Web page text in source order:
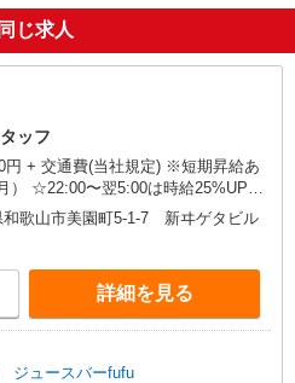
じ求人
ッフ
円 + 交通費(当社規定) ※短期昇給あ
！
給は変わりません！ ☆前払いOK ★
ンペーン実施中!!★ 今なら友達を紹
ます。 お友達を誘ってそれぞれ5千
ちゃいましょう！
和歌山市美園町5-1-7 新ヰゲタビル
詳細を見る
ュースバーfufu